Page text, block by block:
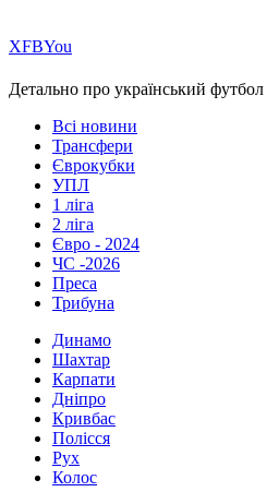
ХFBYou
Детально про український футбол
Всі новини
Трансфери
Єврокубки
УПЛ
1 ліга
2 ліга
Євро - 2024
ЧС -2026
Преса
Трибуна
Динамо
Шахтар
Карпати
Дніпро
Кривбас
Полісся
Рух
Колос